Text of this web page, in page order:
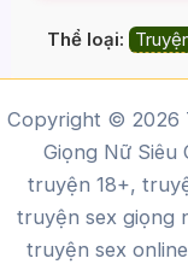
Thể loại:
Copyright © 2026
Giọng Nữ Siêu
truyện 18+,
truyện sex giọng
truyện sex